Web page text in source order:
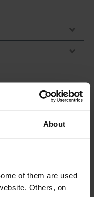
About
of them are used
Others, on